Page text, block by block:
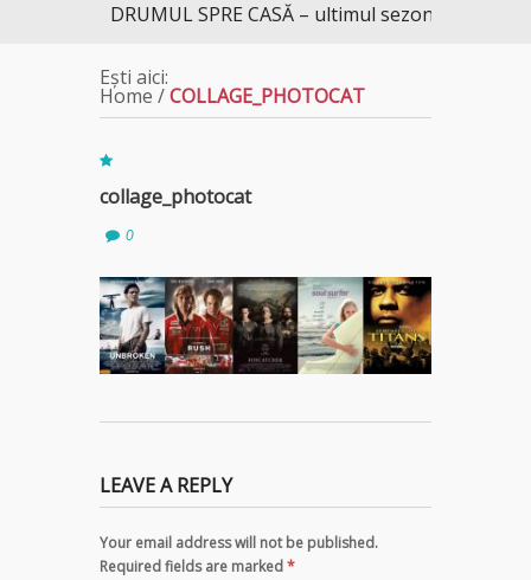
DRUMUL SPRE CASĂ – ultimul sezon te aduce la
Ești aici:
Home /COLLAGE_PHOTOCAT
collage_photocat
0
LEAVE A REPLY
Your email address will not be published.
Required fields are marked*